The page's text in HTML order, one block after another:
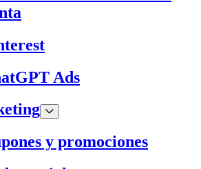
Ads
y promociones